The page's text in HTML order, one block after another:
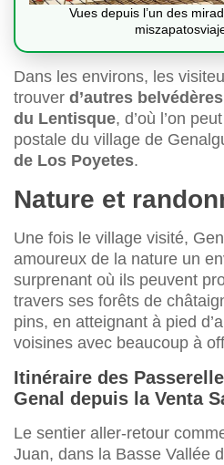
Vues depuis l’un des
Dans les environs, les
trouver d’autres
du Lentisque, d’où l’on
postale du village de
de Los Poyetes.
Nature et
Une fois le village visité,
amoureux de la nature un
surprenant où ils peuvent
travers ses forêts de
pins, en atteignant à pied
voisines avec beaucoup à
Itinéraire des
Genal depuis la Venta
Le sentier aller-retour
Juan, dans la Basse Vallée